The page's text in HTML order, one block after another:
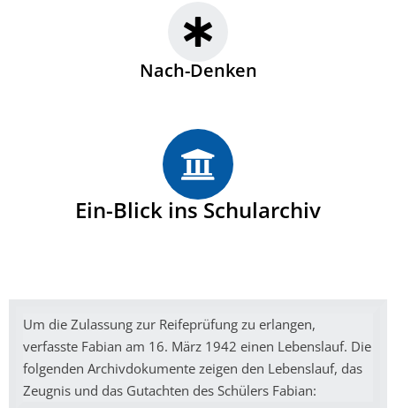
Nach-Denken
Ein-Blick ins Schularchiv
Um die Zulassung zur Reifeprüfung zu erlangen,
verfasste Fabian am 16. März 1942 einen Lebenslauf. Die
folgenden Archivdokumente zeigen den Lebenslauf, das
Zeugnis und das Gutachten des Schülers Fabian: